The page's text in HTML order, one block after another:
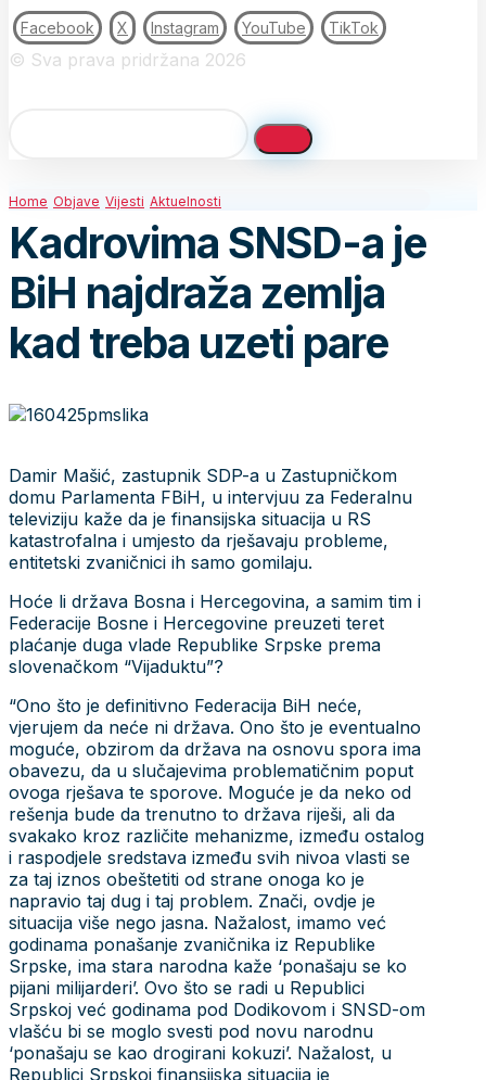
Facebook X Instagram YouTube TikTok
© Sva prava pridržana 2026
Home Objave Vijesti Aktuelnosti
Kadrovima SNSD-a je
BiH najdraža zemlja
kad treba uzeti pare
Damir Mašić, zastupnik SDP-a u Zastupničkom
domu Parlamenta FBiH, u intervjuu za Federalnu
televiziju kaže da je finansijska situacija u RS
katastrofalna i umjesto da rješavaju probleme,
entitetski zvaničnici ih samo gomilaju.
Hoće li država Bosna i Hercegovina, a samim tim i
Federacije Bosne i Hercegovine preuzeti teret
plaćanje duga vlade Republike Srpske prema
slovenačkom “Vijaduktu”?
“Ono što je definitivno Federacija BiH neće,
vjerujem da neće ni država. Ono što je eventualno
moguće, obzirom da država na osnovu spora ima
obavezu, da u slučajevima problematičnim poput
ovoga rješava te sporove. Moguće je da neko od
rešenja bude da trenutno to država riješi, ali da
svakako kroz različite mehanizme, između ostalog
i raspodjele sredstava između svih nivoa vlasti se
za taj iznos obeštetiti od strane onoga ko je
napravio taj dug i taj problem. Znači, ovdje je
situacija više nego jasna. Nažalost, imamo već
godinama ponašanje zvaničnika iz Republike
Srpske, ima stara narodna kaže ‘ponašaju se ko
pijani milijarderi’. Ovo što se radi u Republici
Srpskoj već godinama pod Dodikovom i SNSD-om
vlašću bi se moglo svesti pod novu narodnu
‘ponašaju se kao drogirani kokuzi’. Nažalost, u
Republici Srpskoj finansijska situacija je